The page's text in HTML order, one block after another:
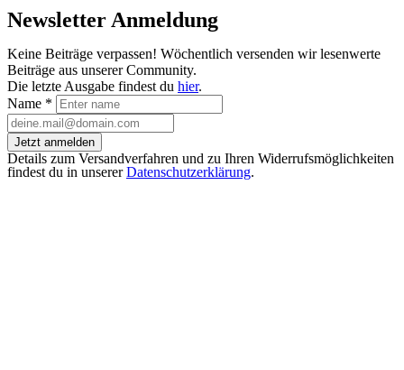
Newsletter Anmeldung
Keine Beiträge verpassen! Wöchentlich versenden wir lesenwerte
Beiträge aus unserer Community.
Die letzte Ausgabe findest du hier.
Name *
Jetzt anmelden
Details zum Versandverfahren und zu Ihren Widerrufsmöglichkeiten
findest du in unsererDatenschutzerklärung.